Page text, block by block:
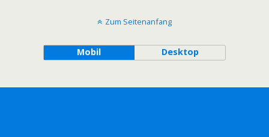
Zum Seitenanfang
Mobil Desktop